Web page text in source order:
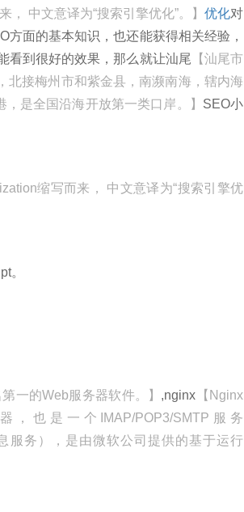
中文意译为“搜索引擎优化”。】 优化对
面的基本知识，也还能获得相关经验，
看到很好的效果，那么就让汕尾 【汕尾市
北接梅州市和紫金县，南濒南海，辖内海
是全国沿海开放第一类口岸。】 SEO小
缩写而来， 中文意译为“搜索引擎优
。
一的Web服务器软件。】 ,nginx 【Nginx
也是一个IMAP/POP3/SMTP服务
服务），是由微软公司提供的基于运行